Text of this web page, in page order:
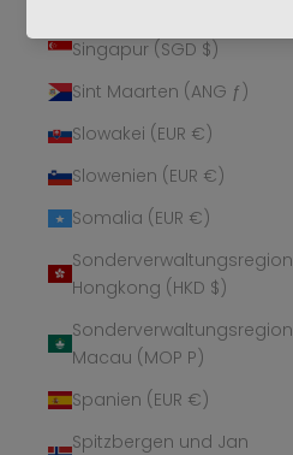
Singapur (SGD $)
Sint Maarten (ANG ƒ)
Slowakei (EUR €)
Slowenien (EUR €)
Somalia (EUR €)
Sonderverwaltungsregion
Hongkong (HKD $)
Sonderverwaltungsregion
Macau (MOP P)
Spanien (EUR €)
Spitzbergen und Jan